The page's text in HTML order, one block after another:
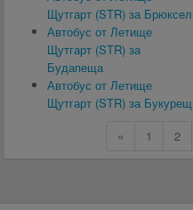
Щутгарт (STR) за Брюксел
Автобус от Летище
Щутгарт (STR) за
Будапеща
Автобус от Летище
Щутгарт (STR) за Букурещ
« 1 2